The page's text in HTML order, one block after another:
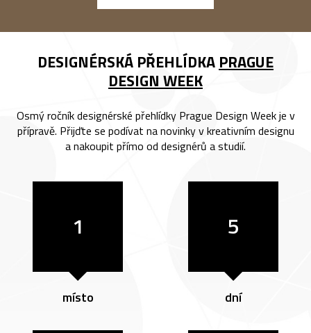
DESIGNÉRSKÁ PŘEHLÍDKA PRAGUE
DESIGN WEEK
Osmý ročník designérské přehlídky Prague Design Week je v
přípravě. Přijďte se podívat na novinky v kreativním designu
a nakoupit přímo od designérů a studií.
1
místo
5
dní